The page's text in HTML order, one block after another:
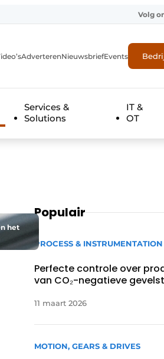
Volg
AdverterenNieuwsbriefEvents
Services &
Solutions
IT &
OT
het
Populair
PROCESS & INSTRUMENTATION
Perfecte controle over
van CO₂-negatieve
11 maart 2026
MOTION, GEARS & DRIVES